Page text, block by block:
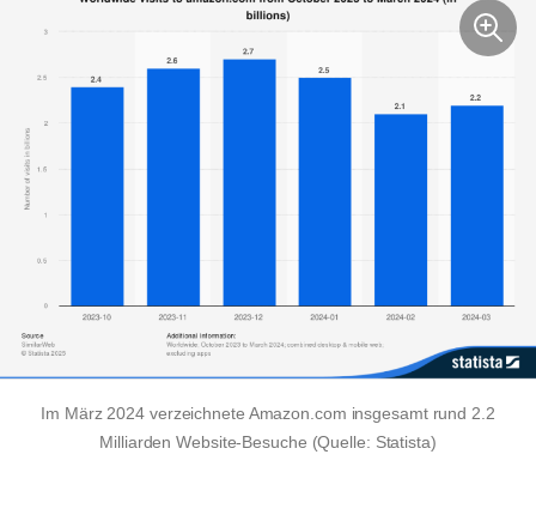
Im März 2024 verzeichnete Amazon.com insgesamt rund 2.2
Milliarden Website-Besuche (Quelle: Statista)